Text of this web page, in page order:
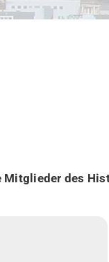
Mitglieder des